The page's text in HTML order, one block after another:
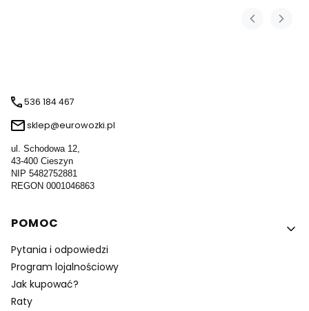
536 184 467
sklep@eurowozki.pl
ul. Schodowa 12,
43-400 Cieszyn
NIP 5482752881
REGON 0001046863
Linki w stopce
POMOC
Pytania i odpowiedzi
Program lojalnościowy
Jak kupować?
Raty